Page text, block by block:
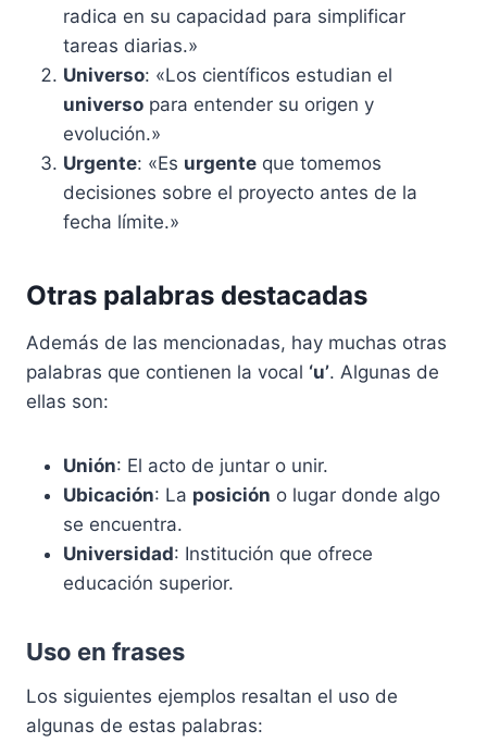
radica en su capacidad para simplificar
tareas diarias.»
Universo: «Los científicos estudian el
universo para entender su origen y
evolución.»
Urgente: «Es urgente que tomemos
decisiones sobre el proyecto antes de la
fecha límite.»
Otras palabras destacadas
Además de las mencionadas, hay muchas otras
palabras que contienen la vocal ‘u’. Algunas de
ellas son:
Unión: El acto de juntar o unir.
Ubicación: La posición o lugar donde algo
se encuentra.
Universidad: Institución que ofrece
educación superior.
Uso en frases
Los siguientes ejemplos resaltan el uso de
algunas de estas palabras: